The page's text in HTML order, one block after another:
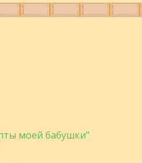
моей бабушки"